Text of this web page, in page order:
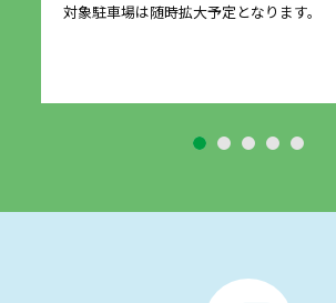
対象駐車場は随時拡大予定となります。